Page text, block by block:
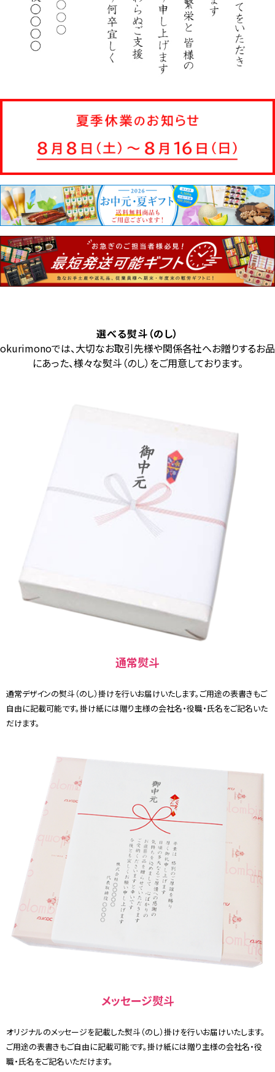
選べる熨斗（のし）
okurimonoでは、大切なお取引先様や関係各社へお贈りするお品
にあった、様々な熨斗（のし）をご用意しております。
通常熨斗
通常デザインの熨斗（のし）掛けを行いお届けいたします。ご用途の表書きもご
自由に記載可能です。掛け紙には贈り主様の会社名・役職・氏名をご記名いた
だけます。
メッセージ熨斗
オリジナルのメッセージを記載した熨斗（のし）掛けを行いお届けいたします。
ご用途の表書きもご自由に記載可能です。掛け紙には贈り主様の会社名・役
職・氏名をご記名いただけます。